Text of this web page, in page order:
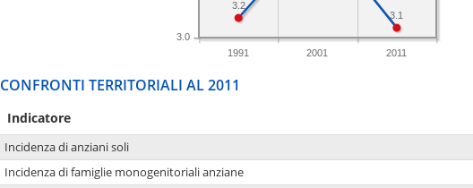
1991 2001 2011
3.0
3.1
3.2
CONFRONTI TERRITORIALI AL 2011
Indicatore
Incidenza di anziani soli
Incidenza di famiglie monogenitoriali anziane